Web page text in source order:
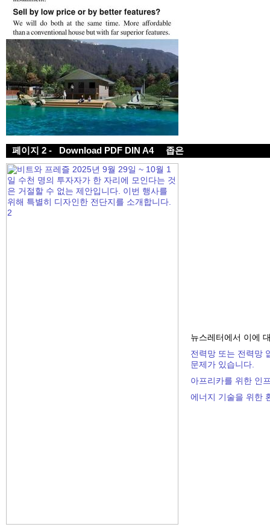
페이지 2 - Download PDF DIN A4 좁은
뉴스레터에서 이에
전력망 또는 전력망
문제가 있습니다.
아프리카를 위한 인
에너지 기술을 위한